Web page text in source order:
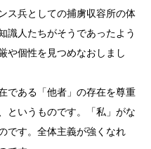
ス兵としての捕虜収容所の体
識人たちがそうであったよう
や個性を見つめなおしまし
である「他者」の存在を尊重
というものです。「私」がな
です。全体主義が強くなれ